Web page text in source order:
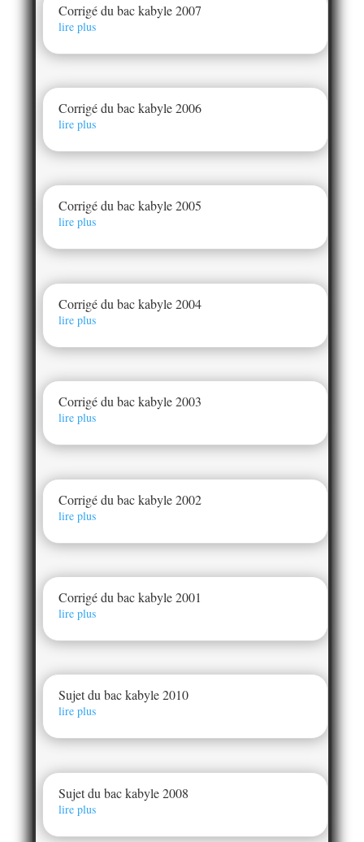
Corrigé du bac kabyle 2007
lire plus
Corrigé du bac kabyle 2006
lire plus
Corrigé du bac kabyle 2005
lire plus
Corrigé du bac kabyle 2004
lire plus
Corrigé du bac kabyle 2003
lire plus
Corrigé du bac kabyle 2002
lire plus
Corrigé du bac kabyle 2001
lire plus
Sujet du bac kabyle 2010
lire plus
Sujet du bac kabyle 2008
lire plus